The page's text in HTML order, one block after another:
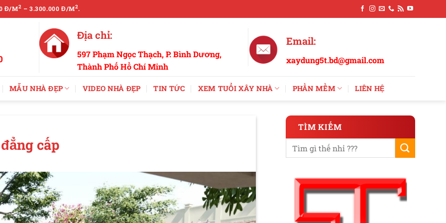
Đ/M2 – 3.300.000 Đ/M2.
Địa chỉ:
597 Phạm Ngọc Thạch, P. Bình Dương,
Thành Phố Hồ Chí Minh
Email:
xaydung5t.bd@gmail.com
MẪU NHÀ ĐẸP VIDEO NHÀ ĐẸP TIN TỨC XEM TUỔI XÂY NHÀ PHẦN MỀM LIÊN HỆ
cấp
TÌM KIẾM